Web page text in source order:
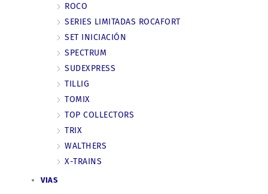
ROCO
SERIES LIMITADAS ROCAFORT
SET INICIACIÓN
SPECTRUM
SUDEXPRESS
TILLIG
TOMIX
TOP COLLECTORS
TRIX
WALTHERS
X-TRAINS
VIAS